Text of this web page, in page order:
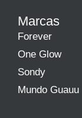
Marcas
Forever
One Glow
Sondy
Mundo Guauu